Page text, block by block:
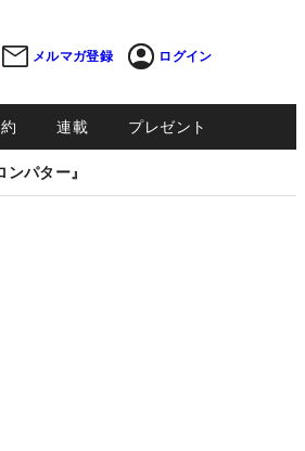
メルマガ登録 ログイン
連載 プレゼント
パター』